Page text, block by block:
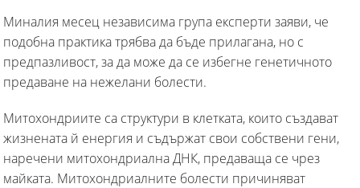
Миналия месец независима група експерти заяви, че
подобна практика трябва да бъде прилагана, но с
предпазливост, за да може да се избегне генетичното
предаване на нежелани болести.
Митохондриите са структури в клетката, които създават
жизнената й енергия и съдържат свои собствени гени,
наречени митохондриална ДНК, предаваща се чрез
майката. Митохондриалните болести причиняват